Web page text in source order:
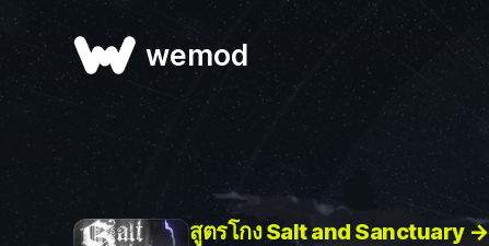
wemod
สูตรโกง Salt and Sanctuary →